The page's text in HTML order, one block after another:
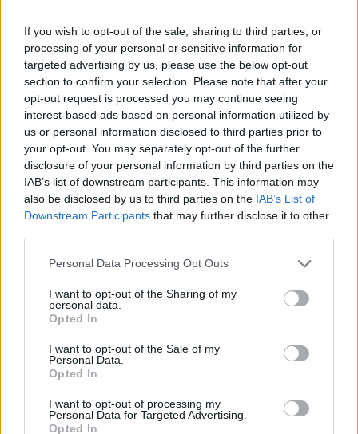
If you wish to opt-out of the sale, sharing to third parties, or
processing of your personal or sensitive information for
targeted advertising by us, please use the below opt-out
section to confirm your selection. Please note that after your
opt-out request is processed you may continue seeing
interest-based ads based on personal information utilized by
us or personal information disclosed to third parties prior to
your opt-out. You may separately opt-out of the further
disclosure of your personal information by third parties on the
IAB’s list of downstream participants. This information may
also be disclosed by us to third parties on the IAB’s List of
Downstream Participants that may further disclose it to other
Please note that this website/app uses one or more Google
not limited to your visit or usage behaviour. You may click to
grant or deny consent to Google and its third-party tags to
use your data for below specified purposes in below Google
consent section.
Personal Data Processing Opt Outs
I want to opt-out of the Sharing of my
personal data.
Opted In
I want to opt-out of the Sale of my
Personal Data.
Opted In
I want to opt-out of processing my
Personal Data for Targeted Advertising.
Opted In
λεπτών από κόμβο Μεταμόρφωσης έως κόμβο
Κηφισίας.